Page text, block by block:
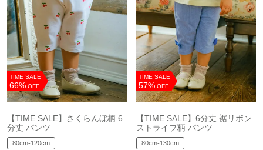
TIME SALE
66% OFF
【TIME SALE】さくらんぼ柄 6
分丈 パンツ
80cm-120cm
TIME SALE
57% OFF
【TIME SALE】6分丈 裾リボン
ストライプ柄 パンツ
80cm-130cm